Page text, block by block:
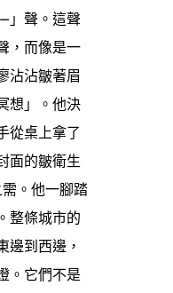
」聲。這聲
，而像是一
沾沾皺著眉
想」。他決
從桌上拿了
面的皺衛生
。他一腳踏
整條城市的
邊到西邊，
。它們不是